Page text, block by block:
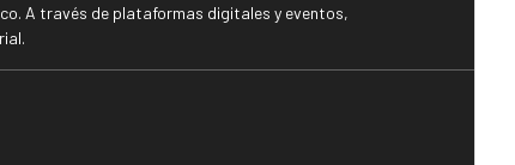
A través de plataformas digitales y eventos,